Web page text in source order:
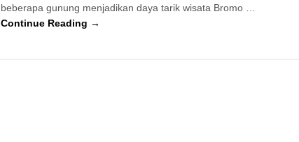
beberapa gunung menjadikan daya tarik wisata Bromo …
Continue Reading →